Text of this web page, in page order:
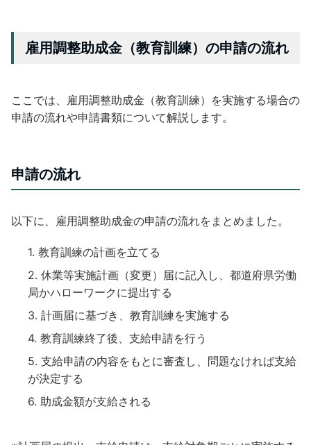
雇用調整助成金（教育訓練）の申請の流れ
ここでは、雇用調整助成金（教育訓練）を実施する場合の
申請の流れや申請書類について解説します。
申請の流れ
以下に、雇用調整助成金の申請の流れをまとめました。
教育訓練の計画を立てる
休業等実施計画（変更）届に記入し、都道府県労働
局かハローワークに提出する
計画届に基づき、教育訓練を実施する
教育訓練終了後、支給申請を行う
支給申請の内容をもとに審査し、問題なければ支給
が決定する
助成金額が支給される